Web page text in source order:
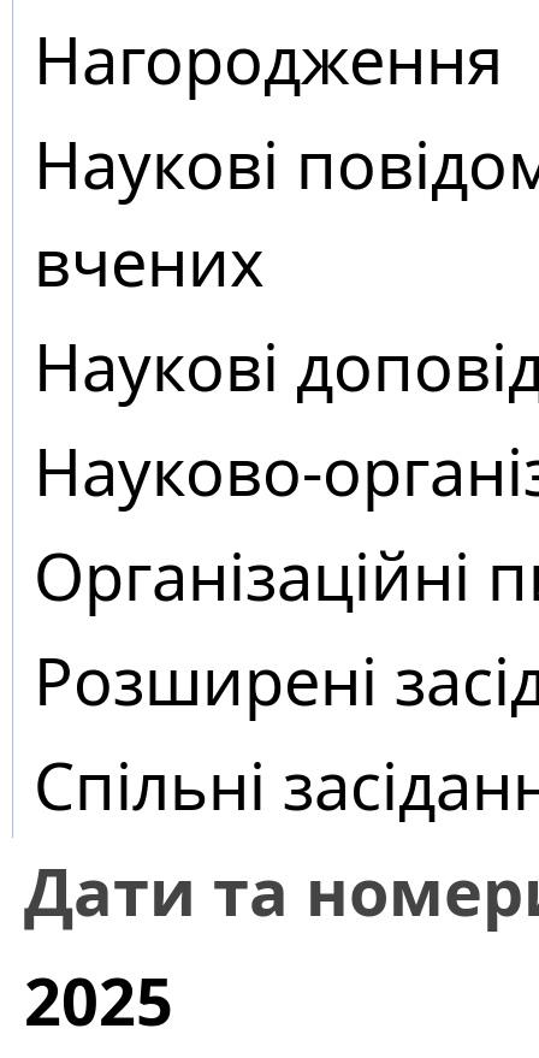
Нагородження
Наукові
вчених
Наукові
Науково-
Організаційні
Розширені
Спільні
Дати та
2025